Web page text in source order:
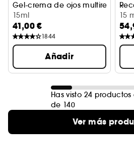
Gel-crema de ojos
15ml
41,00 €
1844
Añadir
15
Has visto 24
de 140
Ver más